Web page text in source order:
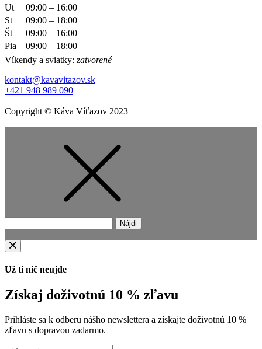
Ut
09:00 – 16:00
St
09:00 – 18:00
Št
09:00 – 16:00
Pia
09:00 – 18:00
Víkendy a sviatky: zatvorené
kontakt@kavavitazov.sk
+421 948 989 090
Copyright © Káva Víťazov 2023
Už ti nič neujde
Získaj doživotnú 10 % zľavu
Prihláste sa k odberu nášho newslettera a získajte doživotnú 10 %
zľavu s dopravou zadarmo.